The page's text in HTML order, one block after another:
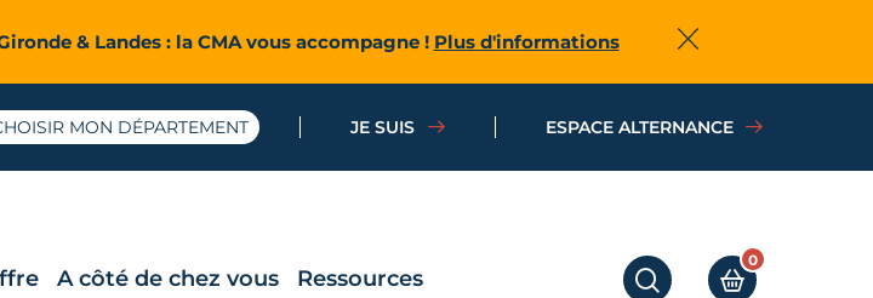
& Landes : la CMA vous accompagne ! Plus d'informations Fermer
MON DÉPARTEMENT JE SUIS ESPACE ALTERNANCE
RECHERCHERMON PANIER
0
A côté de chez vous Ressources